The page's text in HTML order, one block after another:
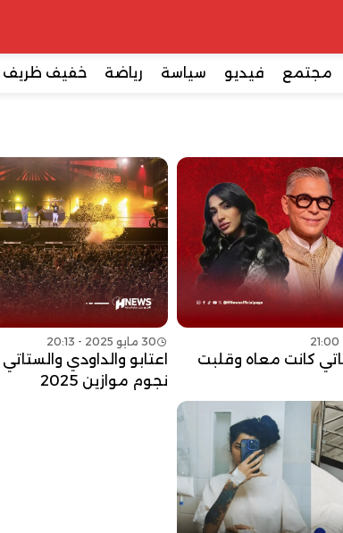
مجتمع فيديو سياسة رياضة خفيف ظريف
كانت معاه وقلبت
30 مايو 2025 - 20:13
اعتابو والداودي والستاتي
نجوم موازين 2025